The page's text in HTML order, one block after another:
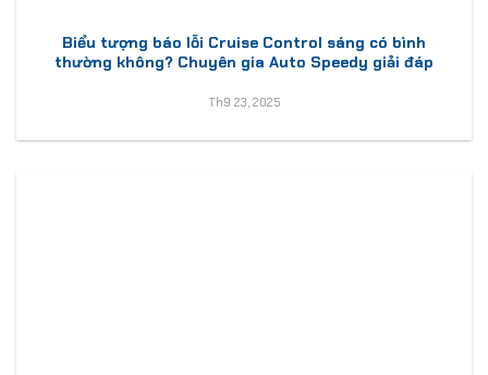
Biểu tượng báo lỗi Cruise Control sáng có bình
thường không? Chuyên gia Auto Speedy giải đáp
Th9 23, 2025